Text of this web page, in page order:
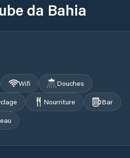
da Bahia
Wifi
Douches
Nourriture
Bar